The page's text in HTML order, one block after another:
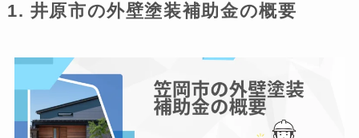
1. 井原市の外壁塗装補助金の概要